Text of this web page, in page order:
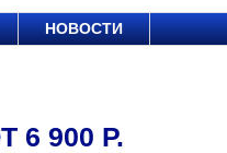
НОВОСТИ
6 900 Р.